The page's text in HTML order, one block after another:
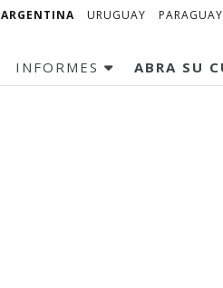
ARGENTINA URUGUAY PARAGUAY
INFORMES ABRA SU